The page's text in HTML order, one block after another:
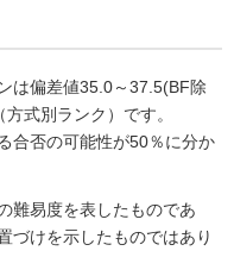
は偏差値35.0～37.5(BF除
式別ランク）です。
合否の可能性が50％に分か
難易度を表したものであ
づけを示したものではあり